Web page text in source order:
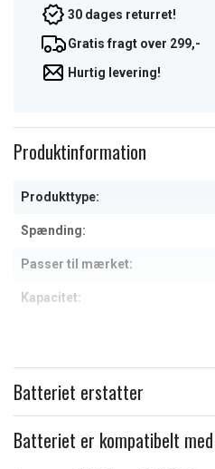
30 dages returret!
Gratis fragt over 299,-
Hurtig levering!
Produktinformation
Produkttype:
Spænding:
Passer til mærket:
Kapacitet:
Batteriet erstatter
Batteriet er kompatibelt